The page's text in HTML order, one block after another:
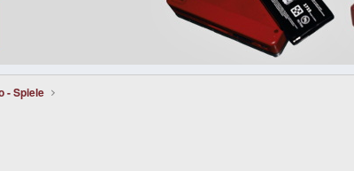
- Spiele